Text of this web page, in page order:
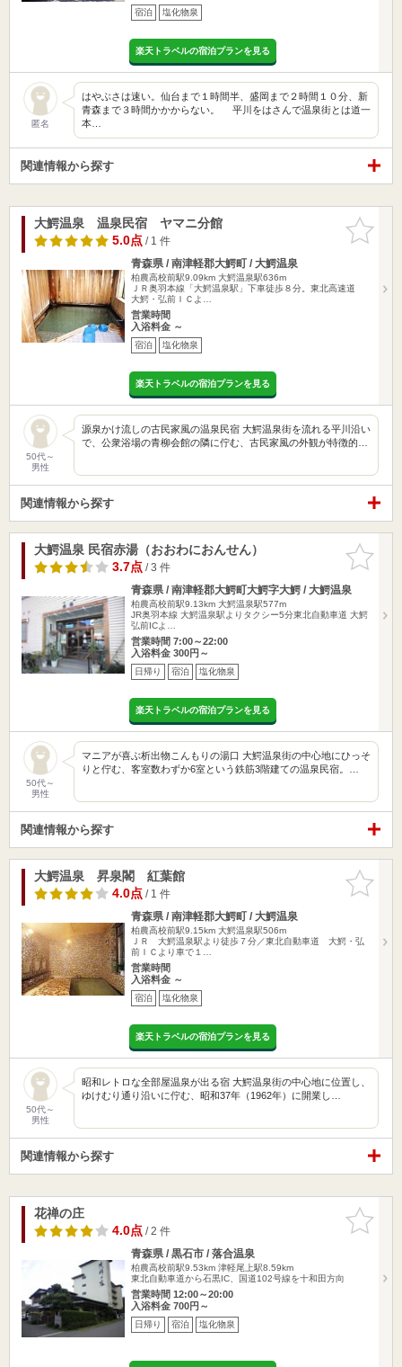
宿泊 塩化物泉
楽天トラベルの宿泊プランを見る
匿名
はやぶさは速い。仙台まで１時間半、盛岡まで２時間１０分、新
青森まで３時間かかからない。 平川をはさんで温泉街とは道一
本…
関連情報から探す
お気に入
りに追加
大鰐温泉 温泉民宿 ヤマニ分館
5.0点/ 1 件
青森県 / 南津軽郡大鰐町 / 大鰐温泉
柏農高校前駅9.09km 大鰐温泉駅636m
ＪＲ奥羽本線「大鰐温泉駅」下車徒歩８分。東北高速道
大鰐・弘前ＩＣよ…
営業時間
入浴料金 ～
宿泊 塩化物泉
楽天トラベルの宿泊プランを見る
50代～
男性
源泉かけ流しの古民家風の温泉民宿 大鰐温泉街を流れる平川沿い
で、公衆浴場の青柳会館の隣に佇む、古民家風の外観が特徴的…
関連情報から探す
お気に入
りに追加
大鰐温泉 民宿赤湯（おおわにおんせん）
3.7点/ 3 件
青森県 / 南津軽郡大鰐町大鰐字大鰐 / 大鰐温泉
柏農高校前駅9.13km 大鰐温泉駅577m
JR奥羽本線 大鰐温泉駅よりタクシー5分東北自動車道 大鰐
弘前ICよ…
営業時間 7:00～22:00
入浴料金 300円～
日帰り 宿泊 塩化物泉
楽天トラベルの宿泊プランを見る
50代～
男性
マニアが喜ぶ析出物こんもりの湯口 大鰐温泉街の中心地にひっそ
りと佇む、客室数わずか6室という鉄筋3階建ての温泉民宿。…
関連情報から探す
お気に入
りに追加
大鰐温泉 昇泉閣 紅葉館
4.0点/ 1 件
青森県 / 南津軽郡大鰐町 / 大鰐温泉
柏農高校前駅9.15km 大鰐温泉駅506m
ＪＲ 大鰐温泉駅より徒歩７分／東北自動車道 大鰐・弘
前ＩＣより車で１…
営業時間
入浴料金 ～
宿泊 塩化物泉
楽天トラベルの宿泊プランを見る
50代～
男性
昭和レトロな全部屋温泉が出る宿 大鰐温泉街の中心地に位置し、
ゆけむり通り沿いに佇む、昭和37年（1962年）に開業し…
関連情報から探す
お気に入
りに追加
花禅の庄
4.0点/ 2 件
青森県 / 黒石市 / 落合温泉
柏農高校前駅9.53km 津軽尾上駅8.59km
東北自動車道から石黒IC、国道102号線を十和田方向
営業時間 12:00～20:00
入浴料金 700円～
日帰り 宿泊 塩化物泉